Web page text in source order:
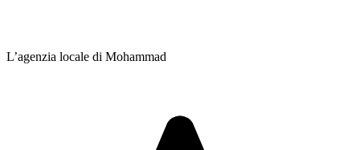
L’agenzia locale di Mohammad